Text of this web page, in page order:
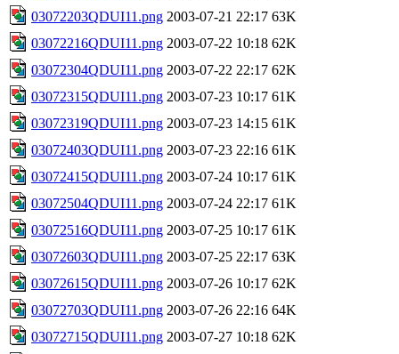
03072203QDUI11.png 2003-07-21 22:17 63K
03072216QDUI11.png 2003-07-22 10:18 62K
03072304QDUI11.png 2003-07-22 22:17 62K
03072315QDUI11.png 2003-07-23 10:17 61K
03072319QDUI11.png 2003-07-23 14:15 61K
03072403QDUI11.png 2003-07-23 22:16 61K
03072415QDUI11.png 2003-07-24 10:17 61K
03072504QDUI11.png 2003-07-24 22:17 61K
03072516QDUI11.png 2003-07-25 10:17 61K
03072603QDUI11.png 2003-07-25 22:17 63K
03072615QDUI11.png 2003-07-26 10:17 62K
03072703QDUI11.png 2003-07-26 22:16 64K
03072715QDUI11.png 2003-07-27 10:18 62K